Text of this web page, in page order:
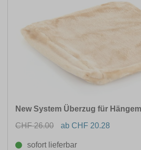
New System Überzug für
CHF 26.00
ab CHF 20.28
sofort lieferbar